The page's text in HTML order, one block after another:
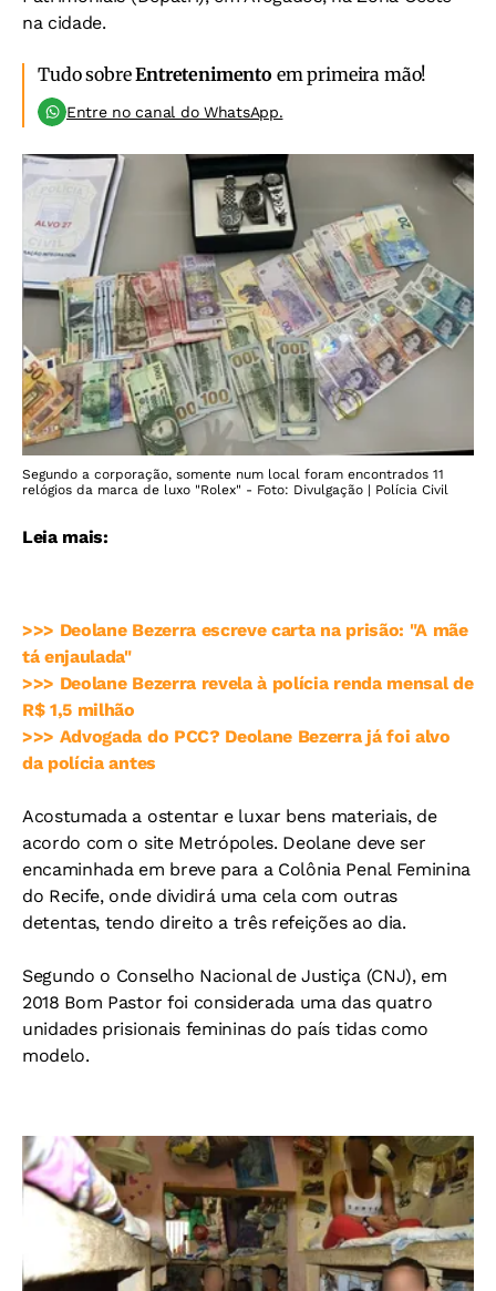
na cidade.
Tudo sobreEntretenimento em primeira mão!
Entre no canal do WhatsApp.
Segundo a corporação, somente num local foram encontrados 11
relógios da marca de luxo "Rolex" - Foto: Divulgação | Polícia Civil
Leia mais:
>>> Deolane Bezerra escreve carta na prisão: "A mãe
tá enjaulada"
>>> Deolane Bezerra revela à polícia renda mensal de
R$ 1,5 milhão
>>> Advogada do PCC? Deolane Bezerra já foi alvo
da polícia antes
Acostumada a ostentar e luxar bens materiais, de
acordo com o site Metrópoles. Deolane deve ser
encaminhada em breve para a Colônia Penal Feminina
do Recife, onde dividirá uma cela com outras
detentas, tendo direito a três refeições ao dia.
Segundo o Conselho Nacional de Justiça (CNJ), em
2018 Bom Pastor foi considerada uma das quatro
unidades prisionais femininas do país tidas como
modelo.